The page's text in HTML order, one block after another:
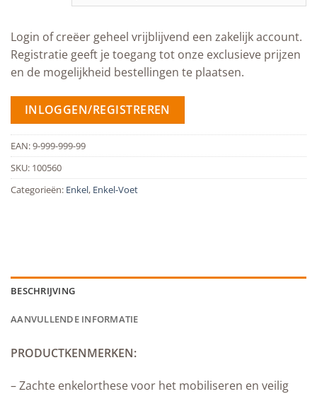
Login of creëer geheel vrijblijvend een zakelijk account.
Registratie geeft je toegang tot onze exclusieve prijzen
en de mogelijkheid bestellingen te plaatsen.
INLOGGEN/REGISTREREN
EAN:9-999-999-99
SKU: 100560
Categorieën: Enkel, Enkel-Voet
BESCHRIJVING
AANVULLENDE INFORMATIE
PRODUCTKENMERKEN:
– Zachte enkelorthese voor het mobiliseren en veilig